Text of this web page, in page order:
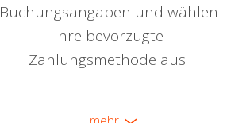
Buchungsangaben und wählen
Ihre bevorzugte
Zahlungsmethode aus.